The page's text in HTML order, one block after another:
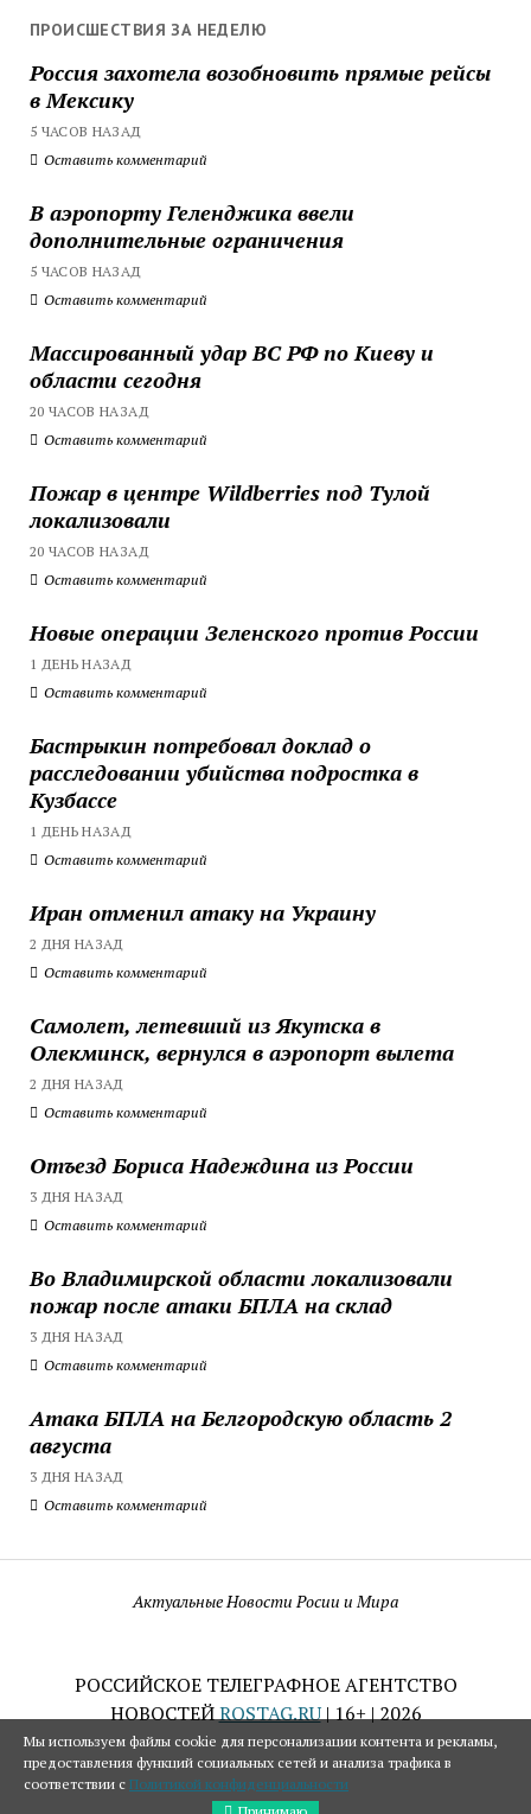
ПРОИСШЕСТВИЯ ЗА НЕДЕЛЮ
Россия захотела возобновить прямые рейсы
в Мексику
5 ЧАСОВ НАЗАД
Оставить комментарий
В аэропорту Геленджика ввели
дополнительные ограничения
5 ЧАСОВ НАЗАД
Оставить комментарий
Массированный удар ВС РФ по Киеву и
области сегодня
20 ЧАСОВ НАЗАД
Оставить комментарий
Пожар в центре Wildberries под Тулой
локализовали
20 ЧАСОВ НАЗАД
Оставить комментарий
Новые операции Зеленского против России
1 ДЕНЬ НАЗАД
Оставить комментарий
Бастрыкин потребовал доклад о
расследовании убийства подростка в
Кузбассе
1 ДЕНЬ НАЗАД
Оставить комментарий
Иран отменил атаку на Украину
2 ДНЯ НАЗАД
Оставить комментарий
Самолет, летевший из Якутска в
Олекминск, вернулся в аэропорт вылета
2 ДНЯ НАЗАД
Оставить комментарий
Отъезд Бориса Надеждина из России
3 ДНЯ НАЗАД
Оставить комментарий
Во Владимирской области локализовали
пожар после атаки БПЛА на склад
3 ДНЯ НАЗАД
Оставить комментарий
Атака БПЛА на Белгородскую область 2
августа
3 ДНЯ НАЗАД
Оставить комментарий
Актуальные Новости Росии и Мира
РОССИЙСКОЕ ТЕЛЕГРАФНОЕ АГЕНТСТВО
НОВОСТЕЙROSTAG.RU| 16+ | 2026
Мы используем файлы cookie для персонализации контента и рекламы,
предоставления функций социальных сетей и анализа трафика в
соответствии с Политикой конфиденциальности